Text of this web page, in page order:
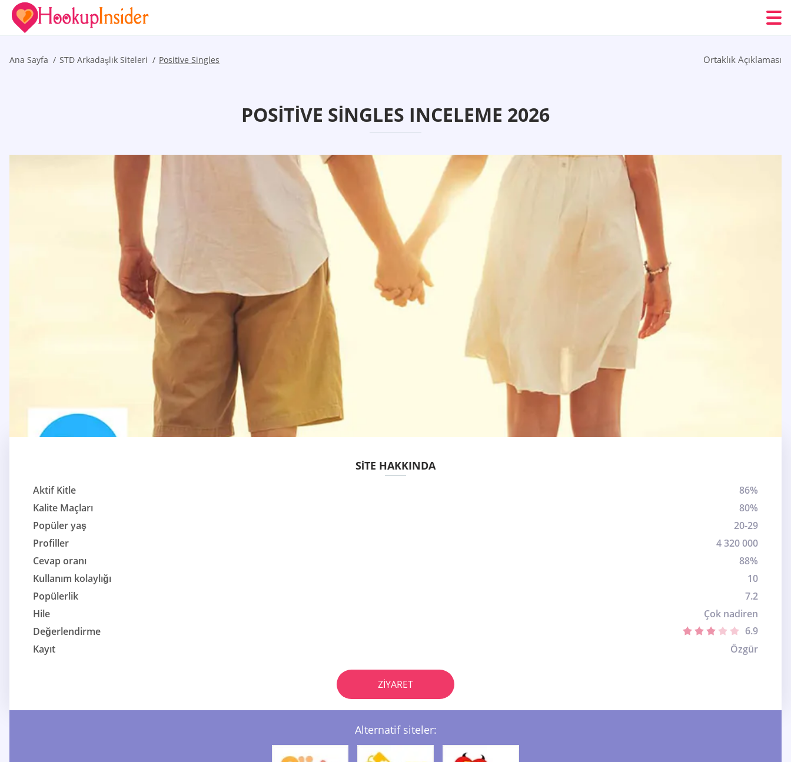
Ana Sayfa STD Arkadaşlık Siteleri Positive Singles Ortaklık Açıklaması
POSITIVE SINGLES INCELEME 2026
SITE HAKKINDA
Aktif Kitle
86%
Kalite Maçları
80%
Popüler yaş
20-29
Profiller
4 320 000
Cevap oranı
88%
Kullanım kolaylığı
10
Popülerlik
7.2
Hile
Çok nadiren
Değerlendirme
6.9
Kayıt
Özgür
ZIYARET
Alternatif siteler: